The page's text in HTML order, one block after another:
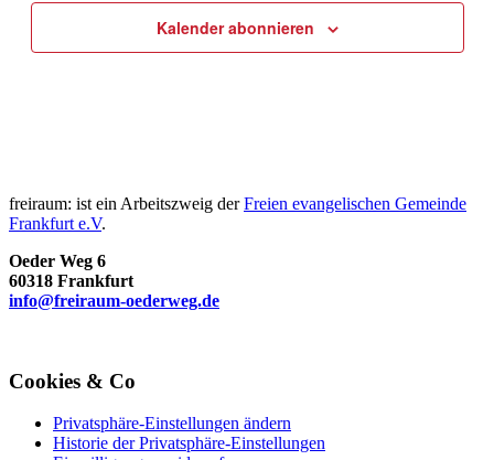
Kalender abonnieren
freiraum: ist ein Arbeitszweig derFreien evangelischen Gemeinde
Frankfurt e.V.
Oeder Weg 6
60318 Frankfurt
info@freiraum-oederweg.de
Cookies & Co
Privatsphäre-Einstellungen ändern
Historie der Privatsphäre-Einstellungen